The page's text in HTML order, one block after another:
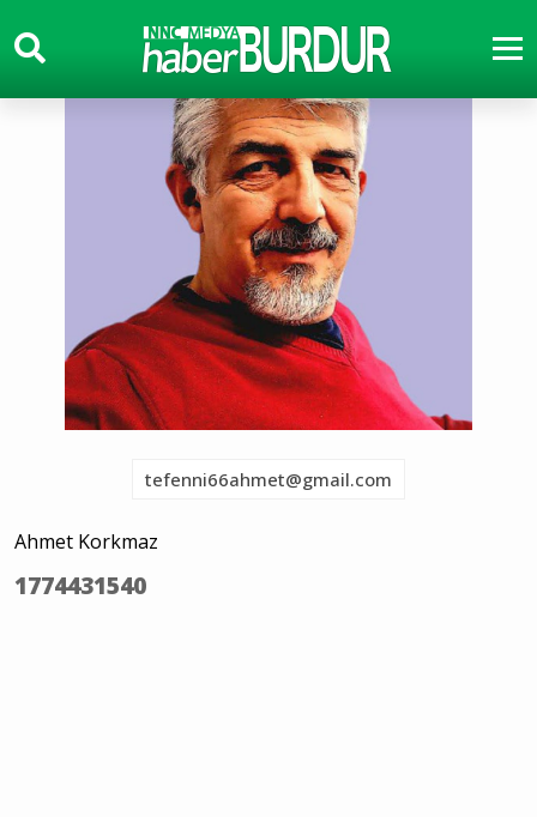
tefenni66ahmet@gmail.com
Ahmet Korkmaz
1774431540